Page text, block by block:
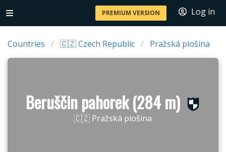
PREMIUM VERSION Log in
Countries 🇨🇿 Czech Republic Pražská plošina
Beruščin pahorek (284 m)
🇨🇿 Pražská plošina